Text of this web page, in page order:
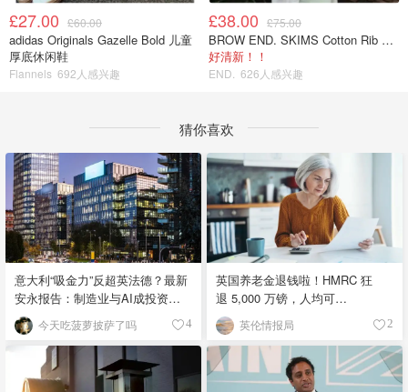
£27.00 £60.00
adidas Originals Gazelle Bold 儿童
厚底休闲鞋
Flannels 692人感兴趣
£38.00 £75.00
BROW END. SKIMS Cotton Rib 长款背心连衣裙 薄荷绿
好清新！！
END. 626人感兴趣
猜你喜欢
意大利“吸金力”反超英法德？最新
安永报告：制造业与AI成投资新
宠！ 今天吃菠萝披萨了吗 4
英国养老金退钱啦！HMRC 狂
退 5,000 万镑，人均可
领 £4,000！
英伦情报局 2